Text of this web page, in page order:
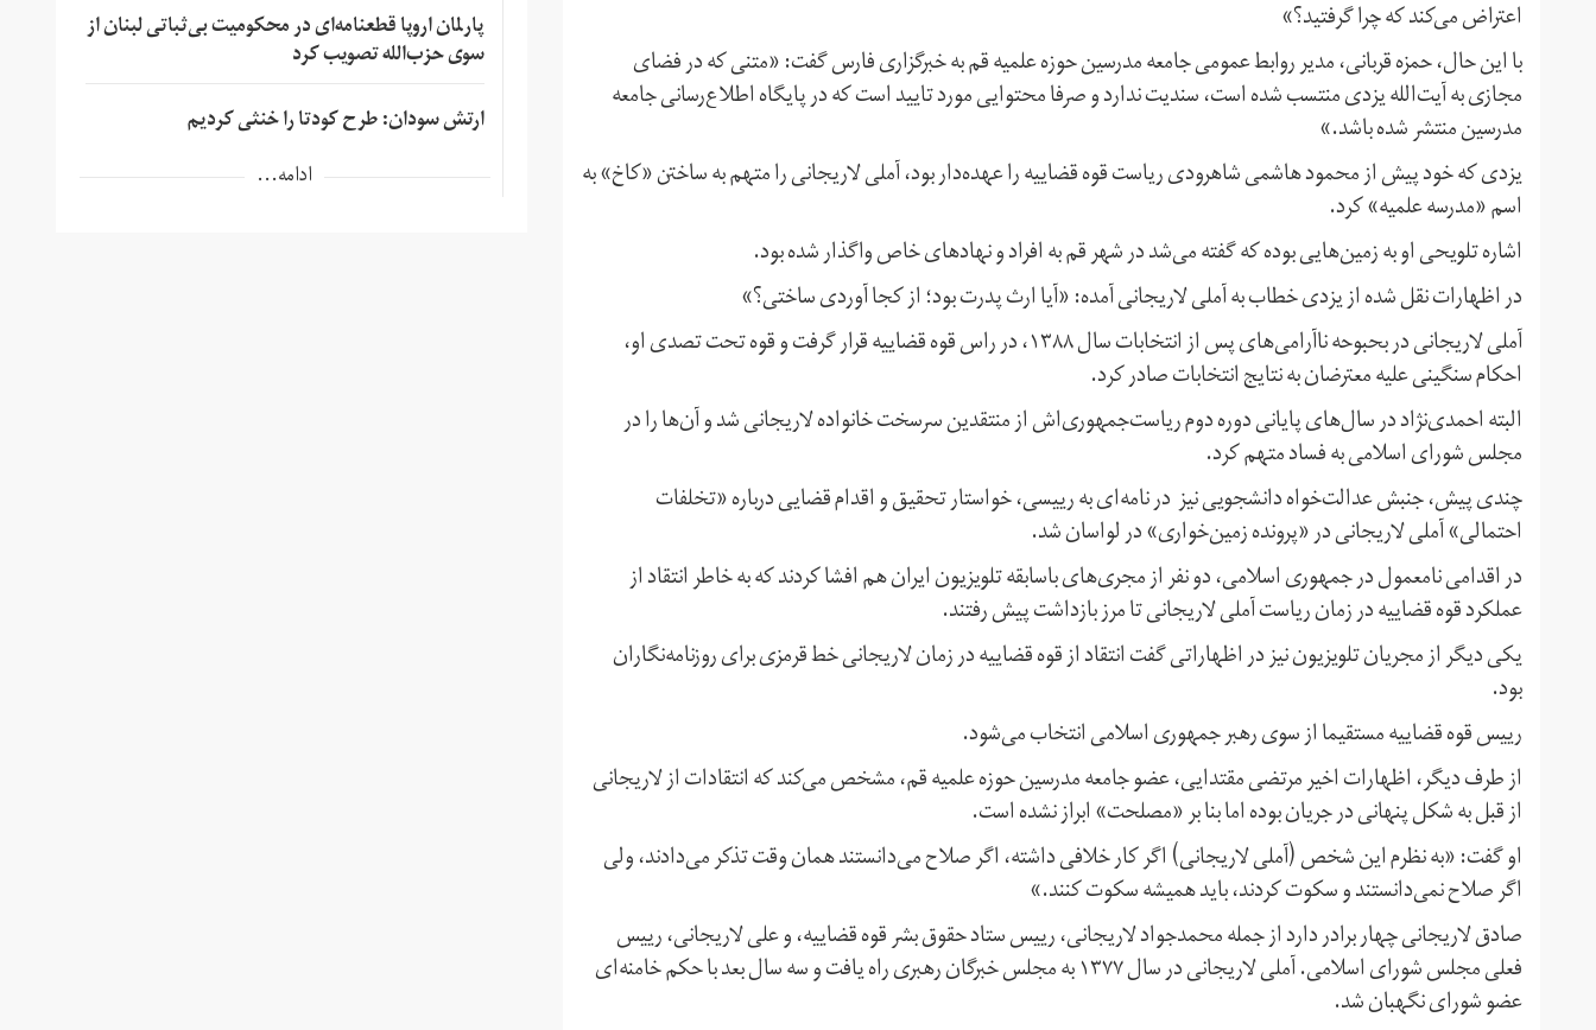
اعتراض می‌کند که چرا گرفتید؟»
با این حال، حمزه قربانی، مدیر روابط عمومی جامعه مدرسین حوزه علمیه قم به خبرگزاری فارس گفت: «متنی که در فضای
مجازی به آیت‌الله یزدی منتسب شده است، سندیت ندارد و صرفا محتوایی مورد تایید است که در پایگاه اطلاع‌رسانی جامعه
مدرسین منتشر شده باشد.»
یزدی که خود پیش از محمود هاشمی شاهرودی ریاست قوه قضاییه را عهده‌دار بود، آملی لاریجانی را متهم به ساختن «کاخ» به
اسم «مدرسه علمیه» کرد.
اشاره تلویحی او به زمین‌هایی بوده که گفته می‌شد در شهر قم به افراد و نهادهای خاص واگذار شده بود.
در اظهارات نقل شده از یزدی خطاب به آملی لاریجانی آمده: «آیا ارث پدرت بود؛ از کجا آوردی ساختی؟»
آملی لاریجانی در بحبوحه ناآرامی‌های پس از انتخابات سال ۱۳۸۸، در راس قوه قضاییه قرار گرفت و قوه تحت تصدی او،
احکام سنگینی علیه معترضان به نتایج انتخابات صادر کرد.
البته احمدی‌نژاد در سال‌های پایانی دوره دوم ریاست‌جمهوری‌اش از منتقدین سرسخت خانواده لاریجانی شد و آن‌ها را در
مجلس شورای اسلامی به فساد متهم کرد.
چندی پیش، جنبش عدالت‌خواه دانشجویی نیز در نامه‌ای به رییسی، خواستار تحقیق و اقدام قضایی درباره «تخلفات
احتمالی» آملی لاریجانی در «پرونده زمین‌خواری» در لواسان شد.
در اقدامی نامعمول در جمهوری اسلامی، دو نفر از مجری‌های باسابقه تلویزیون ایران هم افشا کردند که به خاطر انتقاد از
عملکرد قوه قضاییه در زمان ریاست آملی لاریجانی تا مرز بازداشت پیش رفتند.
یکی دیگر از مجریان تلویزیون نیز در اظهاراتی گفت انتقاد از قوه قضاییه در زمان لاریجانی خط قرمزی برای روزنامه‌نگاران
بود.
رییس قوه قضاییه مستقیما از سوی رهبر جمهوری اسلامی انتخاب می‌شود.
از طرف دیگر، اظهارات اخیر مرتضی مقتدایی، عضو جامعه مدرسین حوزه علمیه قم، مشخص می‌کند که انتقادات از لاریجانی
از قبل به شکل پنهانی در جریان بوده اما بنا بر «مصلحت» ابراز نشده است.
او گفت: «به نظرم این شخص (آملی لاریجانی) اگر کار خلافی داشته، اگر صلاح می‌دانستند همان وقت تذکر می‌دادند، ولی
اگر صلاح نمی‌دانستند و سکوت کردند، باید همیشه سکوت کنند.»
صادق لاریجانی چهار برادر دارد از جمله محمدجواد لاریجانی، رییس ستاد حقوق بشر قوه قضاییه، و علی لاریجانی، رییس
فعلی مجلس شورای اسلامی. آملی لاریجانی در سال ۱۳۷۷ به مجلس خبرگان رهبری راه یافت و سه سال بعد با حکم خامنه‌ای
عضو شورای نگهبان شد.
پارلمان اروپا قطعنامه‌ای در محکومیت بی‌ثباتی لبنان از
سوی حزب‌الله تصویب کرد
ارتش سودان: طرح کودتا را خنثی کردیم
ادامه...